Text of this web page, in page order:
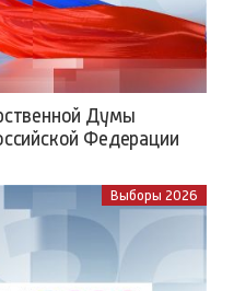
Думы
Федерации
Выборы 2026